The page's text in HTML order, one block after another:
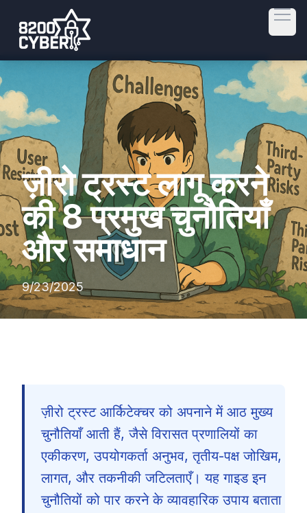
ज़ीरो ट्रस्ट लागू करने
की 8 प्रमुख चुनौतियाँ
और समाधान
9/23/2025
ज़ीरो ट्रस्ट आर्किटेक्चर को अपनाने में आठ मुख्य
चुनौतियाँ आती हैं, जैसे विरासत प्रणालियों का
एकीकरण, उपयोगकर्ता अनुभव, तृतीय-पक्ष जोखिम,
लागत, और तकनीकी जटिलताएँ। यह गाइड इन
चुनौतियों को पार करने के व्यावहारिक उपाय बताता